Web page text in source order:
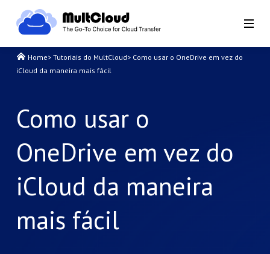
Home> Tutoriais do MultCloud> Como usar o OneDrive em vez do
iCloud da maneira mais fácil
Como usar o
OneDrive em vez do
iCloud da maneira
mais fácil